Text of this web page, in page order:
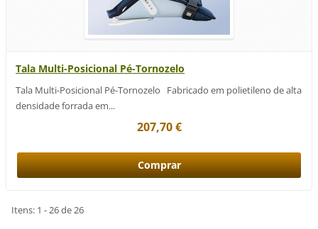
Tala Multi-Posicional Pé-Tornozelo
Tala Multi-Posicional Pé-Tornozelo Fabricado em polietileno de alta
densidade forrada em...
207,70 €
Itens: 1 - 26 de 26